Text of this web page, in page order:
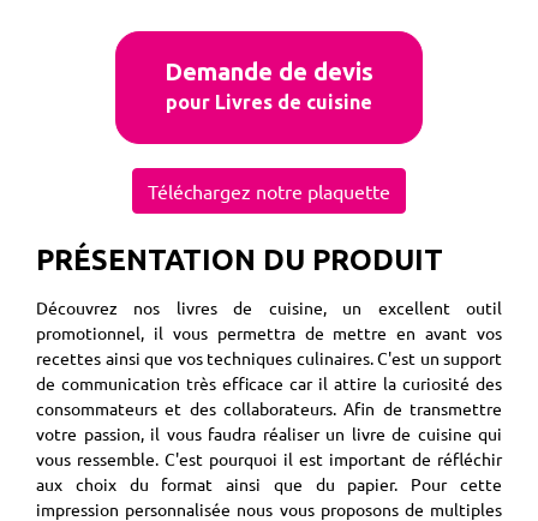
Demande de devis
pour Livres de cuisine
Téléchargez notre plaquette
PRÉSENTATION DU PRODUIT
Découvrez nos livres de cuisine, un excellent outil
promotionnel, il vous permettra de mettre en avant vos
recettes ainsi que vos techniques culinaires. C'est un support
de communication très efficace car il attire la curiosité des
consommateurs et des collaborateurs. Afin de transmettre
votre passion, il vous faudra réaliser un livre de cuisine qui
vous ressemble. C'est pourquoi il est important de réfléchir
aux choix du format ainsi que du papier. Pour cette
impression personnalisée nous vous proposons de multiples